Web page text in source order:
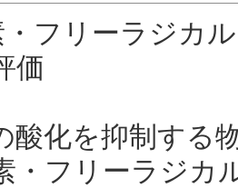
・フリーラジカ
価
化を抑制する
・フリーラジ